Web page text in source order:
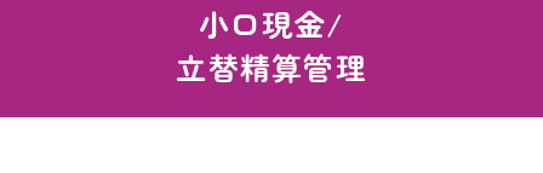
小口現金/
立替精算管理